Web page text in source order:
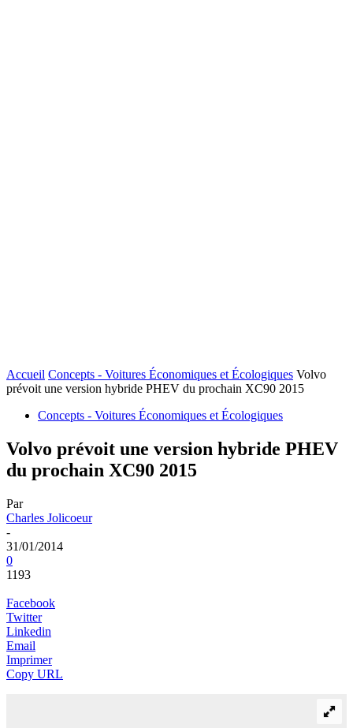
Accueil Concepts - Voitures Économiques et Écologiques Volvo
prévoit une version hybride PHEV du prochain XC90 2015
Concepts - Voitures Économiques et Écologiques
Volvo prévoit une version hybride PHEV
du prochain XC90 2015
Par
Charles Jolicoeur
-
31/01/2014
0
1193
Facebook
Twitter
Linkedin
Email
Imprimer
Copy URL